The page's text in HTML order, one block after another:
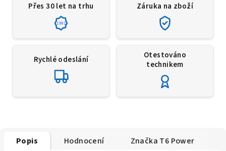
Přes 30 let na trhu
1991
Záruka na zboží
Rychlé odeslání
Otestováno
technikem
Popis Hodnocení Značka T6 Power